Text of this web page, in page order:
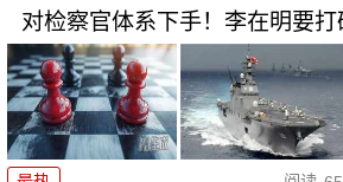
对检察官体系下手！李在明要